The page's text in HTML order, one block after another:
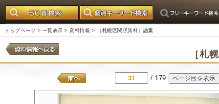
トップページ > 一覧表示 > 資料情報 > ［札幌区関係資料］議案
［札
/ 179